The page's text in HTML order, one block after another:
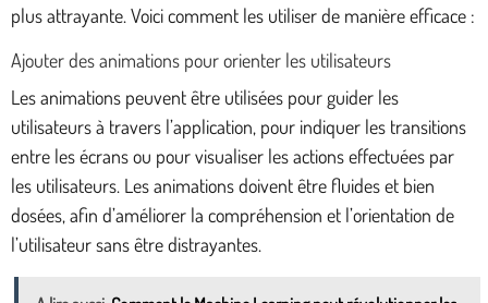
plus attrayante. Voici comment les utiliser de manière efficace :
Ajouter des animations pour orienter les utilisateurs
Les animations peuvent être utilisées pour guider les
utilisateurs à travers l’application, pour indiquer les transitions
entre les écrans ou pour visualiser les actions effectuées par
les utilisateurs. Les animations doivent être fluides et bien
dosées, afin d’améliorer la compréhension et l’orientation de
l’utilisateur sans être distrayantes.